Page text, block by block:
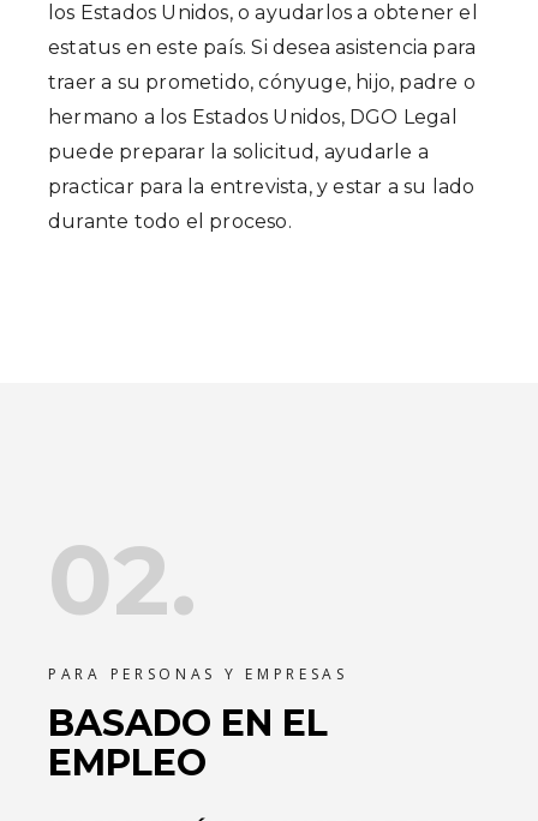
los Estados Unidos, o ayudarlos a obtener el
estatus en este país. Si desea asistencia para
traer a su prometido, cónyuge, hijo, padre o
hermano a los Estados Unidos, DGO Legal
puede preparar la solicitud, ayudarle a
practicar para la entrevista, y estar a su lado
durante todo el proceso.
02.
PARA PERSONAS Y EMPRESAS
BASADO EN EL
EMPLEO